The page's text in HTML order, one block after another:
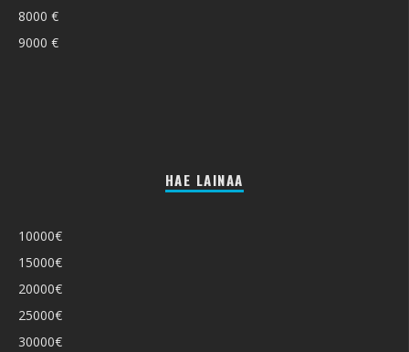
8000 €
9000 €
HAE LAINAA
10000€
15000€
20000€
25000€
30000€